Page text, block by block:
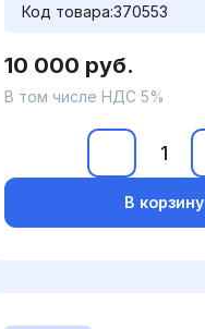
Код товара:370553
10 000 руб.
В том числе НДС 5%
В корзину